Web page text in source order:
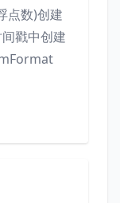
点数)创建
戳中创建